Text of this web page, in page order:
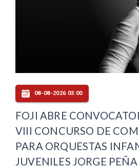
08-08-2026 03:00
FOJI ABRE
VIII CONCURSO DE
PARA ORQUESTAS
JUVENILES JORGE